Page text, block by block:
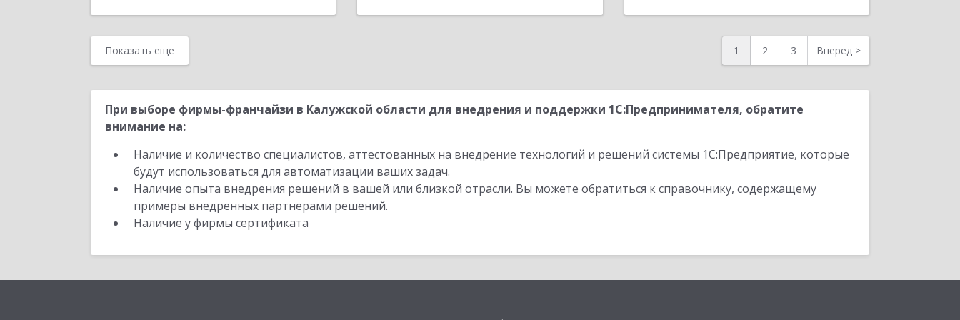
Показать еще 1 2 3 Вперед >
При выборе фирмы-франчайзи в Калужской области для внедрения и поддержки 1С:Предпринимателя, обратите
внимание на:
Наличие и количество специалистов, аттестованных на внедрение технологий и решений системы 1С:Предприятие, которые
будут использоваться для автоматизации ваших задач.
Наличие опыта внедрения решений в вашей или близкой отрасли. Вы можете обратиться к справочнику, содержащему
примеры внедренных партнерами решений.
Наличие у фирмы сертификата